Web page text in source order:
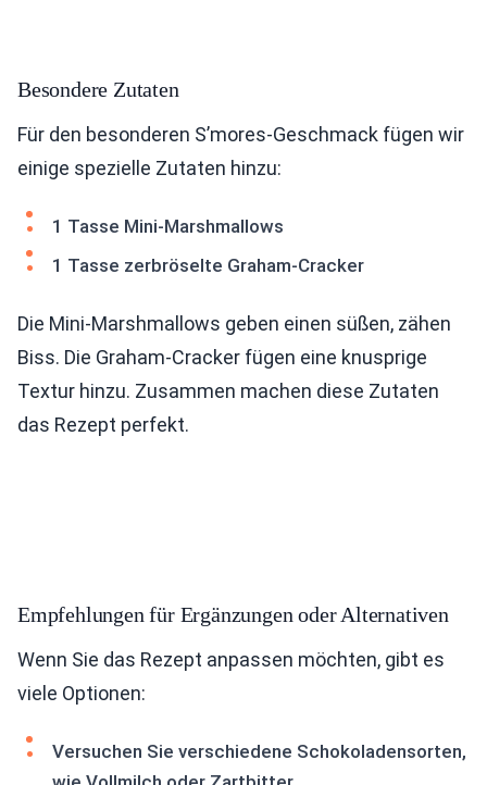
Besondere Zutaten
Für den besonderen S’mores-Geschmack fügen wir
einige spezielle Zutaten hinzu:
1 Tasse Mini-Marshmallows
1 Tasse zerbröselte Graham-Cracker
Die Mini-Marshmallows geben einen süßen, zähen
Biss. Die Graham-Cracker fügen eine knusprige
Textur hinzu. Zusammen machen diese Zutaten
das Rezept perfekt.
Empfehlungen für Ergänzungen oder Alternativen
Wenn Sie das Rezept anpassen möchten, gibt es
viele Optionen:
Versuchen Sie verschiedene Schokoladensorten,